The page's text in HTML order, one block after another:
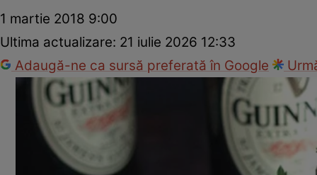
1 martie 2018 9:00
Ultima actualizare: 21 iulie 2026 12:33
Adaugă-ne ca sursă preferată în Google